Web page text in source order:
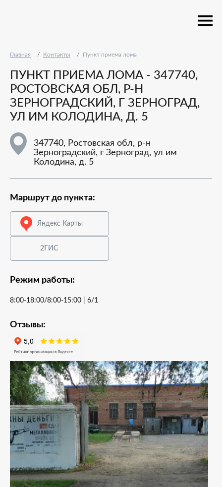
Главная Контакты Пункт приема лома
ПУНКТ ПРИЕМА ЛОМА - 347740,
РОСТОВСКАЯ ОБЛ, Р-Н
ЗЕРНОГРАДСКИЙ, Г ЗЕРНОГРАД,
УЛ ИМ КОЛОДИНА, Д. 5
347740, Ростовская обл, р-н
Зерноградский, г Зерноград, ул им
Колодина, д. 5
Маршрут до пункта:
Яндекс Карты
2ГИС
Режим работы:
8:00-18:00/8:00-15:00 | 6/1
Отзывы: